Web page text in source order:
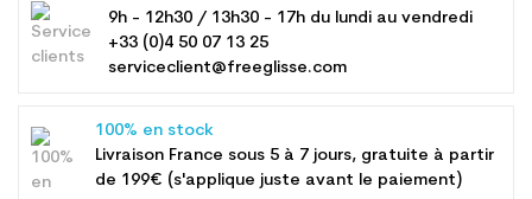
9h - 12h30 / 13h30 - 17h du lundi au vendredi
+33 (0)4 50 07 13 25
serviceclient@freeglisse.com
100% en stock
Livraison France sous 5 à 7 jours, gratuite à partir
de 199€ (s'applique juste avant le paiement)